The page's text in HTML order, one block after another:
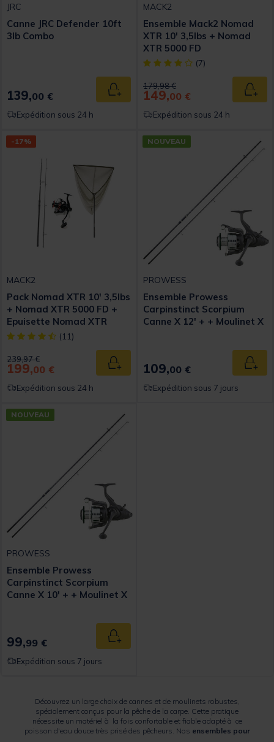
JRC
Canne JRC Defender 10ft
3lb Combo
139,00 € Ajouter au panier
Expédition sous 24 h
MACK2
Ensemble Mack2 Nomad
XTR 10' 3,5lbs + Nomad
XTR 5000 FD
[object Object] out of 5
(7)
Price reduced from
179,98 €to
149,00 €
Expédition sous 24 h
-17%
MACK2
Pack Nomad XTR 10' 3,5lbs
+ Nomad XTR 5000 FD +
Epuisette Nomad XTR
[object Object] out of 5 Customer Rating
(11)
Price reduced from
239,97 €to
199,00 € Ajouter au panier
Expédition sous 24 h
NOUVEAU
PROWESS
Ensemble Prowess
Carpinstinct Scorpium
Canne X 12' + + Moulinet X
109,00 €
Expédition sous 7 jours
NOUVEAU
PROWESS
Ensemble Prowess
Carpinstinct Scorpium
Canne X 10' + + Moulinet X
99,99 € Ajouter au panier
Expédition sous 7 jours
Découvrez un large choix de cannes et de moulinets robustes,
spécialement conçus pour la pêche de la carpe. Cette pratique
nécessite un matériel à la fois confortable et fiable adapté à ce
poisson d'eau douce très prisé des pêcheurs. Nos ensembles pour